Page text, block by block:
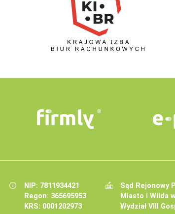
NIP: 7811934421
Regon: 365695953
KRS: 0001202973
Sąd Rejonowy
Miasto i Wilda
Wydział VIII